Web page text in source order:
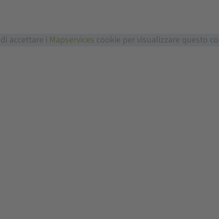
accettare i Mapservices cookie per visualizzare questo